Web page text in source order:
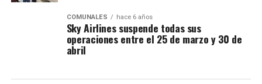
COMUNALES hace 6 años
Sky Airlines suspende todas sus
operaciones entre el 25 de marzo y 30 de
abril